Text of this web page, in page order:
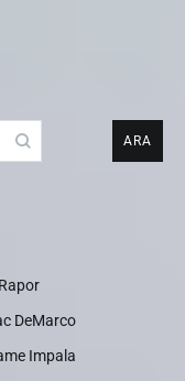
DeMarco
Impala